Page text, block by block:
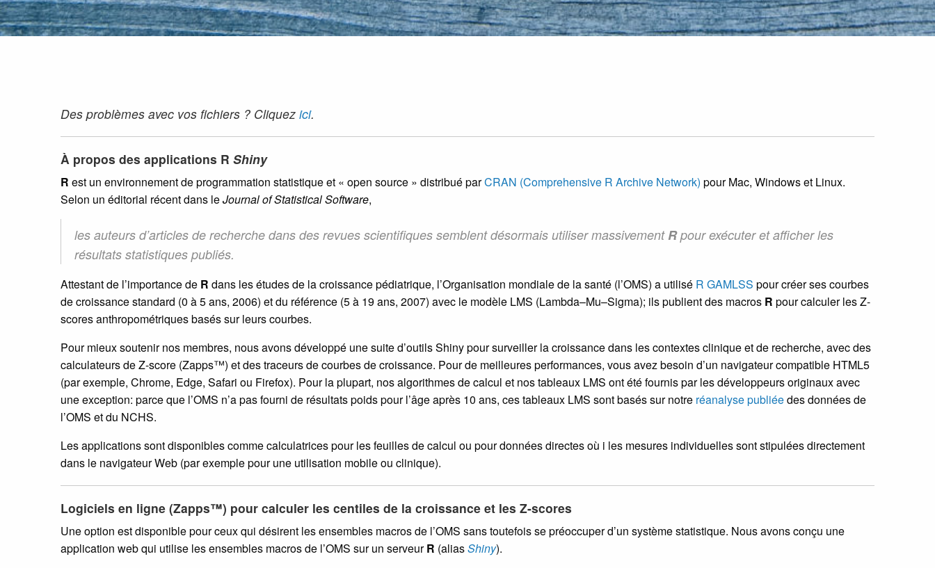
Des problèmes avec vos fichiers ? Cliquez ici.
À propos des applications R Shiny
R est un environnement de programmation statistique et « open source » distribué parCRAN (Comprehensive R Archive Network) pour Mac, Windows et Linux.
Selon un éditorial récent dans leJournal of Statistical Software,
les auteurs d’articles de recherche dans des revues scientifiques semblent désormais utiliser massivement Rpour exécuter et afficher les
résultats statistiques publiés.
Attestant de l’importance de R dans les études de la croissance pédiatrique, l’Organisation mondiale de la santé (l’OMS) a utilisé R GAMLSS pour créer ses courbes
de croissance standard (0 à 5 ans, 2006) et du référence (5 à 19 ans, 2007) avec le modèle LMS (Lambda–Mu–Sigma); ils publient des macros R pour calculer les Z-
scores anthropométriques basés sur leurs courbes.
Pour mieux soutenir nos membres, nous avons développé une suite d’outils Shiny pour surveiller la croissance dans les contextes clinique et de recherche, avec des
calculateurs de Z-score (Zapps™) et des traceurs de courbes de croissance. Pour de meilleures performances, vous avez besoin d’un navigateur compatible HTML5
(par exemple, Chrome, Edge, Safari ou Firefox). Pour la plupart, nos algorithmes de calcul et nos tableaux LMS ont été fournis par les développeurs originaux avec
une exception: parce que l’OMS n’a pas fourni de résultats poids pour l’âge après 10 ans, ces tableaux LMS sont basés sur notre réanalyse publiéedes données de
l’OMS et du NCHS.
Les applications sont disponibles comme calculatrices pour les feuilles de calcul ou pour données directes où i les mesures individuelles sont stipulées directement
dans le navigateur Web (par exemple pour une utilisation mobile ou clinique).
Logiciels en ligne (Zapps™) pour calculer les centiles de la croissance et les Z-scores
Une option est disponible pour ceux qui désirent les ensembles macros de l’OMS sans toutefois se préoccuper d’un système statistique. Nous avons conçu une
application web qui utilise les ensembles macros de l’OMS sur un serveurR (aliasShiny).